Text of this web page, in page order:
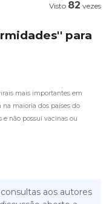
Visto 82 vezes
para
mais importantes em
na maioria dos países do
não possui vacinas ou
aos autores